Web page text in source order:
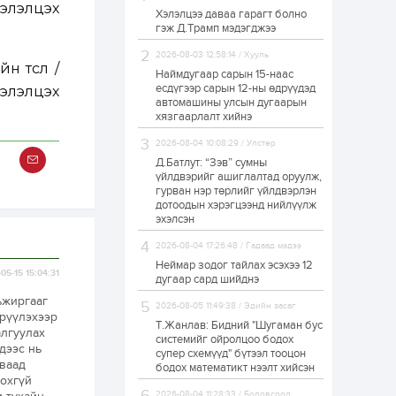
төсөл /
15 15:04:31
нь
Б.Найдалаа: Энэ
өвөл илүү хүнд байж
магадгүй учир төр,
эрчим хүчний
байгууллагууд, иргэд
бэлтгэлээ...
22 цаг 5
Өнөөдөр сондгой
тоогоор төгссөн
автомашинтай иргэд
бензин авна
23 цаг 0 0
ЗГ: Шатахууны
нийлүүлэлтийг
тогтворжуулах
байна
23 цаг
Т.Жанлав: Бидний
"Шугаман бус
системийг ойролцоо
бодох супер схемүүд"
бүтээл тооцон
бодох...
23 цаг 5
Хэлэлцээ даваа гарагт болно
гэж Д.Трамп мэдэгджээ
2026-08-03 12:58:14 / Хууль
Наймдугаар сарын 15-наас
есдүгээр сарын 12-ны өдрүүдэд
автомашины улсын дугаарын
хязгаарлалт хийнэ
2026-08-04 10:08:29 / Улстөр
Д.Батлут: “Зэв” сумны
үйлдвэрийг ашиглалтад оруулж,
гурван нэр төрлийг үйлдвэрлэн
дотоодын хэрэгцээнд нийлүүлж
эхэлсэн
2026-08-04 17:26:48 / Гадаад мэдээ
Неймар зодог тайлах эсэхээ 12
дугаар сард шийднэ
2026-08-05 11:49:38 / Эдийн засаг
Т.Жанлав: Бидний "Шугаман бус
системийг ойролцоо бодох
супер схемүүд" бүтээл тооцон
бодох математикт нээлт хийсэн